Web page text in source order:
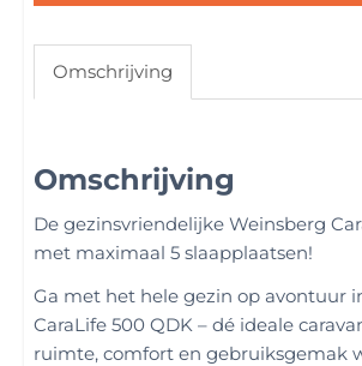
Omschrijving
Omschrijving
De gezinsvriendelijke Weinsberg
met maximaal 5 slaapplaatsen!
Ga met het hele gezin op avontuur
CaraLife 500 QDK – dé ideale
ruimte, comfort en gebruiksgemak